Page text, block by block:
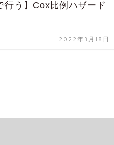
行う】Cox比例ハザード
2022年8月18日